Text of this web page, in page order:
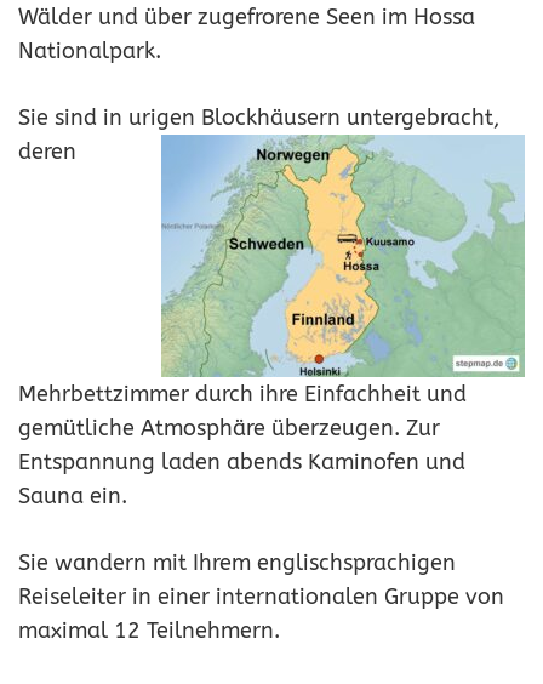
Wälder und über zugefrorene Seen im Hossa
Nationalpark.
Sie sind in urigen Blockhäusern untergebracht,
deren
Mehrbettzimmer durch ihre Einfachheit und
gemütliche Atmosphäre überzeugen. Zur
Entspannung laden abends Kaminofen und
Sauna ein.
Sie wandern mit Ihrem englischsprachigen
Reiseleiter in einer internationalen Gruppe von
maximal 12 Teilnehmern.